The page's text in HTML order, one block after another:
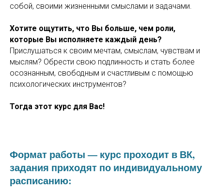
собой, своими жизненными смыслами и задачами.
Хотите ощутить, что Вы больше, чем роли,
которые Вы исполняете каждый день?
Прислушаться к своим мечтам, смыслам, чувствам и
мыслям? Обрести свою подлинность и стать более
осознанным, свободным и счастливым с помощью
психологических инструментов?
Тогда этот курс для Вас!
Формат работы — курс проходит в ВК,
задания приходят по индивидуальному
расписанию: